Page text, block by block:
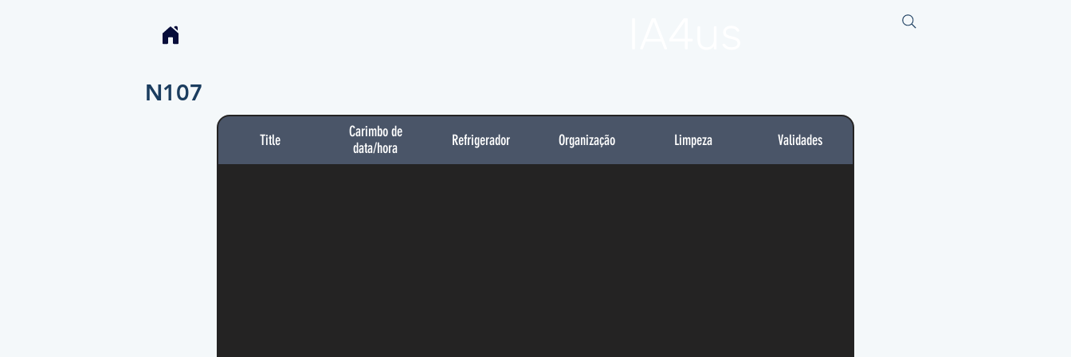
N107
Title
Carimbo de
data/hora
Refrigerador Organização Limpeza Validades